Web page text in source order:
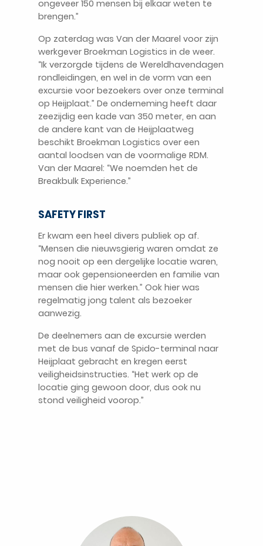
ongeveer 150 mensen bij elkaar weten te
brengen.”
Op zaterdag was Van der Maarel voor zijn
werkgever Broekman Logistics in de weer.
“Ik verzorgde tijdens de Wereldhavendagen
rondleidingen, en wel in de vorm van een
excursie voor bezoekers over onze terminal
op Heijplaat.” De onderneming heeft daar
zeezijdig een kade van 350 meter, en aan
de andere kant van de Heijplaatweg
beschikt Broekman Logistics over een
aantal loodsen van de voormalige RDM.
Van der Maarel: “We noemden het de
Breakbulk Experience.”
SAFETY FIRST
Er kwam een heel divers publiek op af.
“Mensen die nieuwsgierig waren omdat ze
nog nooit op een dergelijke locatie waren,
maar ook gepensioneerden en familie van
mensen die hier werken.” Ook hier was
regelmatig jong talent als bezoeker
aanwezig.
De deelnemers aan de excursie werden
met de bus vanaf de Spido-terminal naar
Heijplaat gebracht en kregen eerst
veiligheidsinstructies. “Het werk op de
locatie ging gewoon door, dus ook nu
stond veiligheid voorop.”